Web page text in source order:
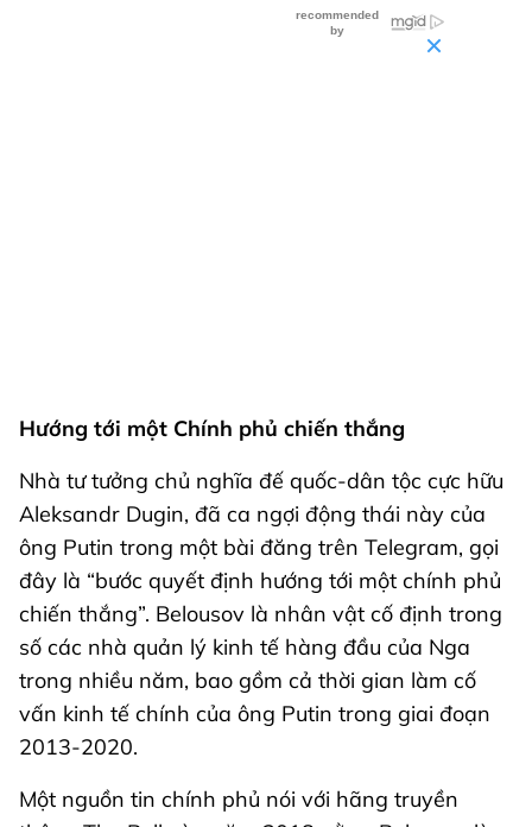
Hướng tới một Chính phủ chiến thắng
Nhà tư tưởng chủ nghĩa đế quốc-dân tộc cực hữu
Aleksandr Dugin, đã ca ngợi động thái này của
ông Putin trong một bài đăng trên Telegram, gọi
đây là “bước quyết định hướng tới một chính phủ
chiến thắng”. Belousov là nhân vật cố định trong
số các nhà quản lý kinh tế hàng đầu của Nga
trong nhiều năm, bao gồm cả thời gian làm cố
vấn kinh tế chính của ông Putin trong giai đoạn
2013-2020.
Một nguồn tin chính phủ nói với hãng truyền